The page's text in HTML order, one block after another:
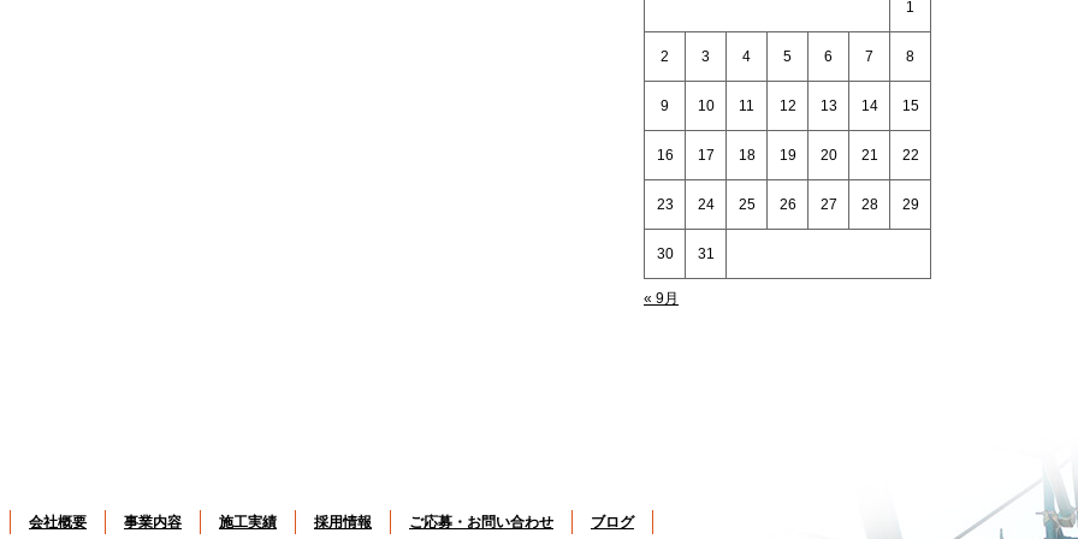
« 9月
1
2 3 4 5 6 7 8
9 10 11 12 13 14 15
16 17 18 19 20 21 22
23 24 25 26 27 28 29
30 31
会社概要 事業内容 施工実績 採用情報 ご応募・お問い合わせ ブログ